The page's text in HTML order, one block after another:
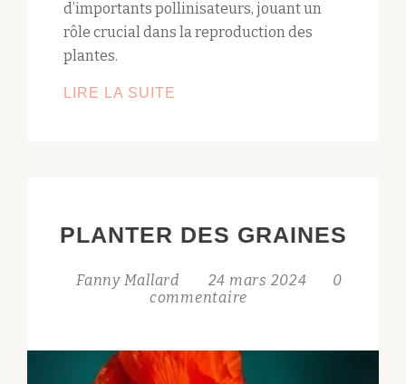
d’importants pollinisateurs, jouant un
rôle crucial dans la reproduction des
plantes.
LIRE LA SUITE
PLANTER DES GRAINES
Fanny Mallard 24 mars 2024
0
commentaire